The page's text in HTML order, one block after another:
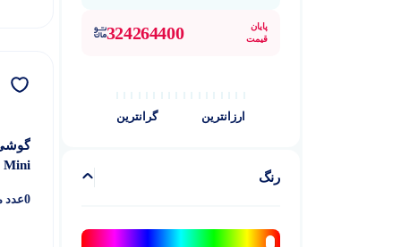
آیفون 13 پرو
3
4
پایان
قیمت
324264400
ارزانترین گرانترین
رنگ
Mini ظرفیت 64 گیگابایت
0عدد